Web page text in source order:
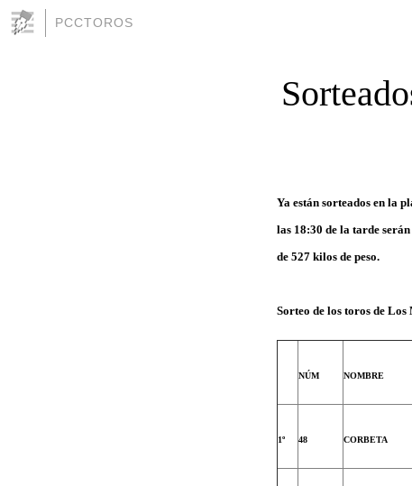
PCCTOROS
Ya están sorteados en la
las 18:30 de la tarde
de 527 kilos de peso.
Sorteo de los toros de Los
NÚM NOMBRE
1º 48 CORBETA